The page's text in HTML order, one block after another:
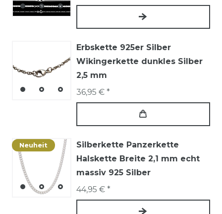
Erbskette 925er Silber
Wikingerkette dunkles Silber
2,5 mm
36,95 € *
Neuheit
Silberkette Panzerkette
Halskette Breite 2,1 mm echt
massiv 925 Silber
44,95 € *